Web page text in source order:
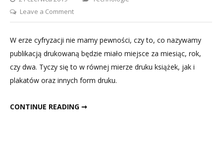
Leave a Commenton
Druk,
ma
bytu?
W erze cyfryzacji nie mamy pewności, czy to, co nazywamy
publikacją drukowaną będzie miało miejsce za miesiąc, rok,
czy dwa. Tyczy się to w równej mierze druku książek, jak i
plakatów oraz innych form druku.
CONTINUE READING ➞